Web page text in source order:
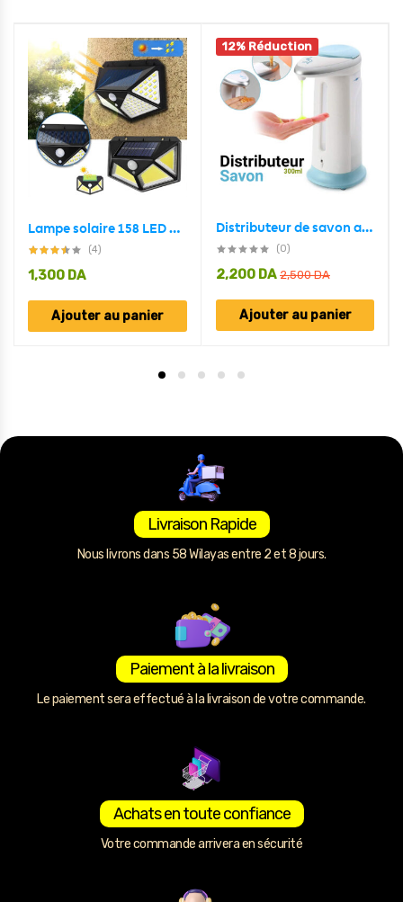
Lampe solaire 158 LED détecteur de mouvement imperméable 3 modes
(4)
1,300 DA
Ajouter au panier
12% Réduction
Distributeur de savon automatique à capteur sans contact 300 ml
(0)
2,500DA
2,200 DA
Ajouter au panier
Livraison Rapide
Nous livrons dans 58 Wilayas entre 2 et 8 jours.
Paiement à la livraison
Le paiement sera effectué à la livraison de votre commande.
Achats en toute confiance
Votre commande arrivera en sécurité